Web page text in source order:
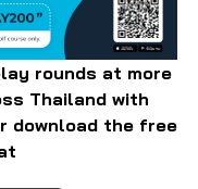
rounds at more
Thailand with
download the free